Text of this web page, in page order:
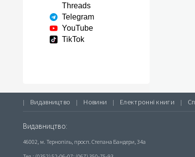
Threads
Telegram
YouTube
TikTok
| Видавництво | Новини | Електронні книги |
Видавництво:
46002, м. Тернопіль, просп. Степана Бандери, 34а